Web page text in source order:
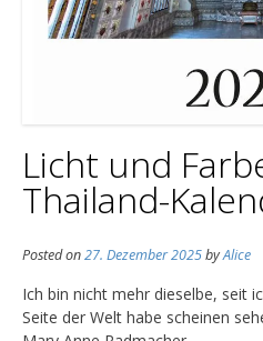
Licht und
Thailand-
Posted on27. Dezember 2025byAlice
Ich bin nicht mehr dieselbe, seit
Seite der Welt habe scheinen